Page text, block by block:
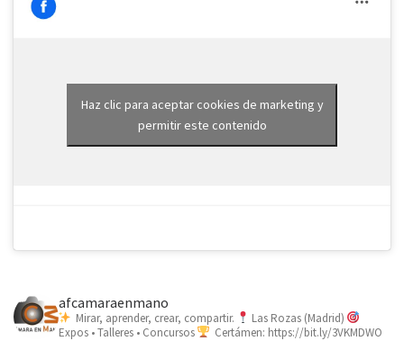
Haz clic para aceptar cookies de marketing y
permitir este contenido
afcamaraenmano
Mirar, aprender, crear, compartir.
Las Rozas (Madrid)
Expos • Talleres • Concursos
Certámen: https://bit.ly/3VKMDWO